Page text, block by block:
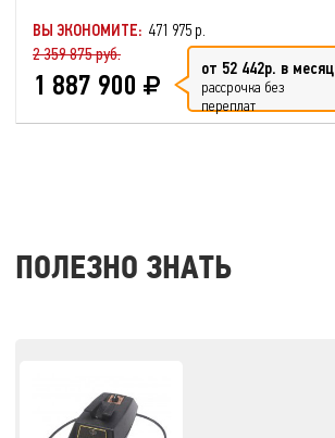
ВЫ ЭКОНОМИТЕ: 471 975 р.
2 359 875 руб.
1 887 900 от 52 442р. в месяц
рассрочка без
переплат
ПОЛЕЗНО ЗНАТЬ